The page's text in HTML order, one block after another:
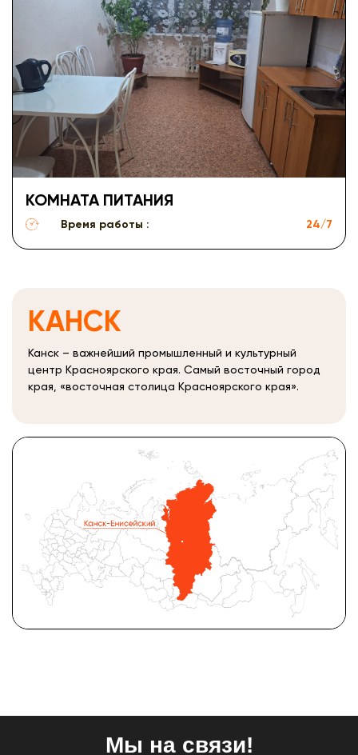
КОМНАТА ПИТАНИЯ
Время работы : 24/7
КАНСК
Канск – важнейший промышленный и культурный
центр Красноярского края. Самый восточный город
края, «восточная столица Красноярского края».
Мы на связи!